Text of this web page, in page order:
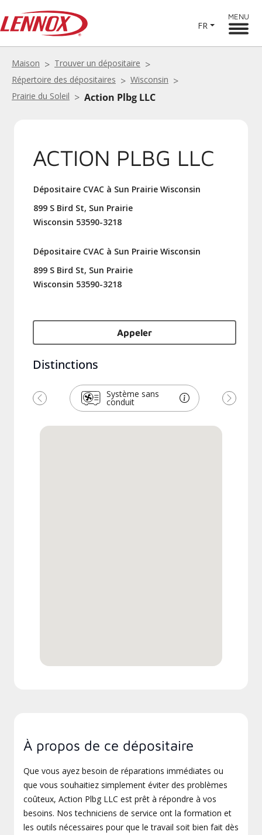
FR
MENU
Maison
Trouver un dépositaire
Répertoire des dépositaires
Wisconsin
Prairie du Soleil
Action Plbg LLC
ACTION PLBG LLC
Dépositaire CVAC à Sun Prairie Wisconsin
899 S Bird St, Sun Prairie
Wisconsin 53590-3218
Dépositaire CVAC à Sun Prairie Wisconsin
899 S Bird St, Sun Prairie
Wisconsin 53590-3218
Appeler
Distinctions
Système sans
conduit
Précédent Suivant
À propos de ce dépositaire
Que vous ayez besoin de réparations immédiates ou
que vous souhaitiez simplement éviter des problèmes
coûteux, Action Plbg LLC est prêt à répondre à vos
besoins. Nos techniciens de service ont la formation et
les outils nécessaires pour que le travail soit bien fait dès